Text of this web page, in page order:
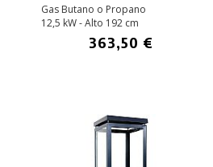
Gas Butano o Propano
12,5 kW - Alto 192 cm
363,50 €